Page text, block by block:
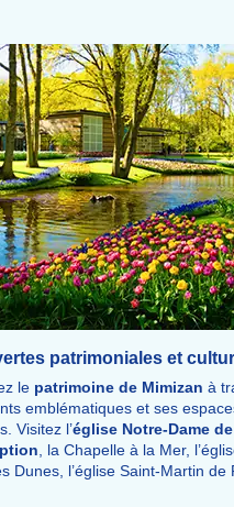
legolf, letennis, l’équitation ou
patrimoniales et
le patrimoine de Mimizan à
emblématiques et ses
Visitez l’église Notre-Dame de
, la Chapelle à la Mer,
Dunes, l’église Saint-Martin de